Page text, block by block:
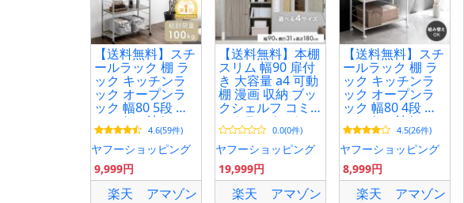
【送料無料】スチ
ールラック 棚 ラ
ック キッチンラ
ック オープンラ
ック 幅80 5段 キ
ャスター付き シ
ェルフ棚 収納ラ
ック 収納棚 収納
スチール スリム
4.6(59件)
ヤフーショッピング
9,999円
楽天 アマゾン
【送料無料】本棚
スリム 幅90 扉付
き 大容量 a4 可動
棚 漫画 収納 ブッ
クシェルフ コミ
ックラック ディ
スプレイラック
シェルフ 高さ180
オープンラック
収納棚
0.0(0件)
ヤフーショッピング
19,999円
楽天 アマゾン
【送料無料】スチ
ールラック 棚 ラ
ック キッチンラ
ック オープンラ
ック 幅80 4段 キ
ャスター付き シ
ェルフ棚 収納ラ
ック 収納棚 収納
スチール スリム
4.5(26件)
ヤフーショッピング
8,999円
楽天 アマゾン